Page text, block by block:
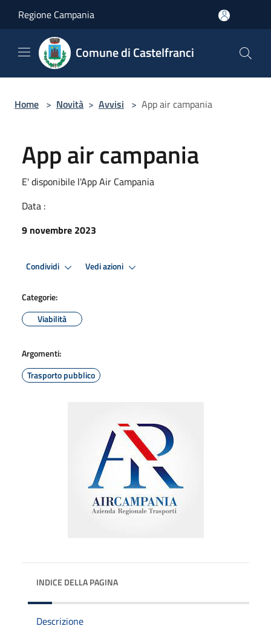
Regione Campania
Comune di Castelfranci
Home > Novità > Avvisi > App air campania
App air campania
E' disponibile l'App Air Campania
Data :
9 novembre 2023
Condividi Vedi azioni
Categorie:
Viabilità
Argomenti:
Trasporto pubblico
INDICE DELLA PAGINA
Descrizione